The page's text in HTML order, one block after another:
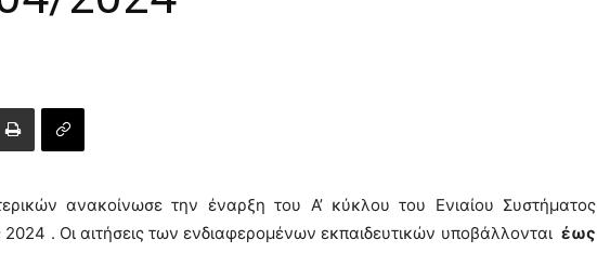
ανακοίνωσε την έναρξη του Α’ κύκλου του Ενιαίου Συστήματος
2024 . Οι αιτήσεις των ενδιαφερομένων εκπαιδευτικών υποβάλλονται έως